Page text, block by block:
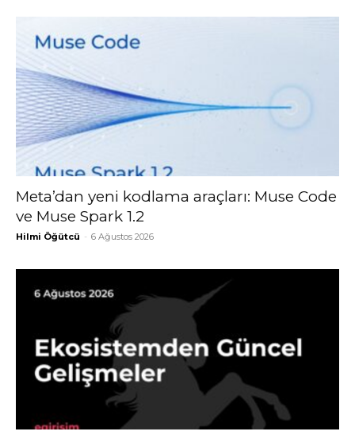
Meta’dan yeni kodlama araçları: Muse Code
ve Muse Spark 1.2
Hilmi Öğütcü - 6 Ağustos 2026